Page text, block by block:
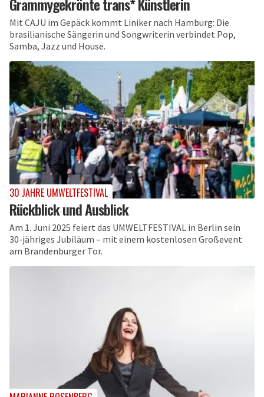
Grammygekrönte trans* Künstlerin
Mit CAJU im Gepäck kommt Liniker nach Hamburg: Die
brasilianische Sängerin und Songwriterin verbindet Pop,
Samba, Jazz und House.
30 JAHRE UMWELTFESTIVAL
Rückblick und Ausblick
Am 1. Juni 2025 feiert das UMWELTFESTIVAL in Berlin sein
30-jähriges Jubiläum – mit einem kostenlosen Großevent
am Brandenburger Tor.